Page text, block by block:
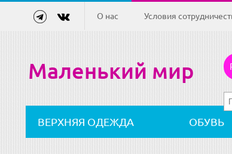
О нас Условия
Маленький мир
ВЕРХНЯЯ ОДЕЖДА ОБУВЬ